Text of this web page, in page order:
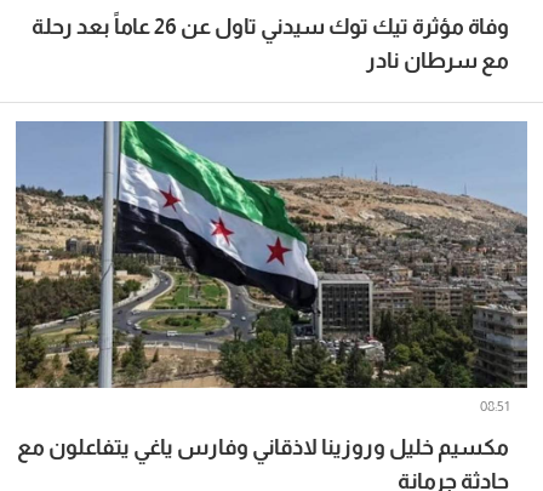
وفاة مؤثرة تيك توك سيدني تاول عن 26 عاماً بعد رحلة
مع سرطان نادر
مكسيم خليل وروزينا لاذقاني وفارس ياغي يتفاعلون مع
حادثة جرمانة
08:51